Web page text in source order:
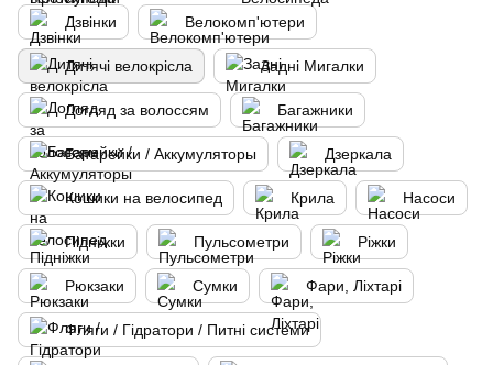
Дзвінки Велокомп'ютери
Дитячі велокрісла Задні Мигалки
Догляд за волоссям Багажники
Батарейки / Аккумуляторы Дзеркала
Кошики на велосипед Крила Насоси
Підніжки Пульсометри Ріжки
Рюкзаки Сумки Фари, Ліхтарі
Фляги / Гідратори / Питні системи